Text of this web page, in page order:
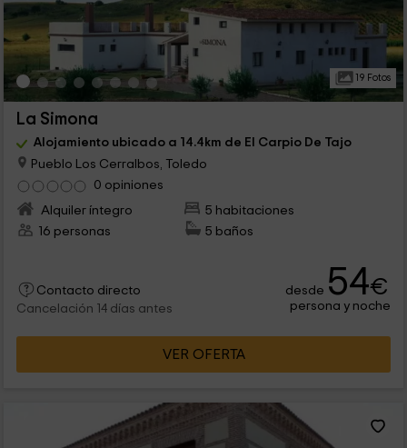
19 Fotos
La Simona
Alojamiento ubicado a 14.4km de El Carpio De Tajo
Pueblo Los Cerralbos, Toledo
0 opiniones
Alquiler íntegro
5 habitaciones
16 personas
5 baños
Contacto directo
Cancelación 14 días antes
desde 54€
persona y noche
VER OFERTA